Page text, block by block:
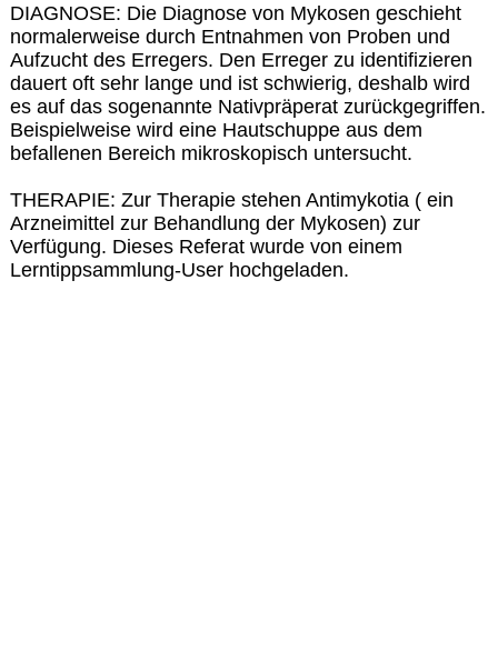
DIAGNOSE: Die Diagnose von Mykosen geschieht
normalerweise durch Entnahmen von Proben und
Aufzucht des Erregers. Den Erreger zu identifizieren
dauert oft sehr lange und ist schwierig, deshalb wird
es auf das sogenannte Nativpräperat zurückgegriffen.
Beispielweise wird eine Hautschuppe aus dem
befallenen Bereich mikroskopisch untersucht.
THERAPIE: Zur Therapie stehen Antimykotia ( ein
Arzneimittel zur Behandlung der Mykosen) zur
Verfügung. Dieses Referat wurde von einem
Lerntippsammlung-User hochgeladen.